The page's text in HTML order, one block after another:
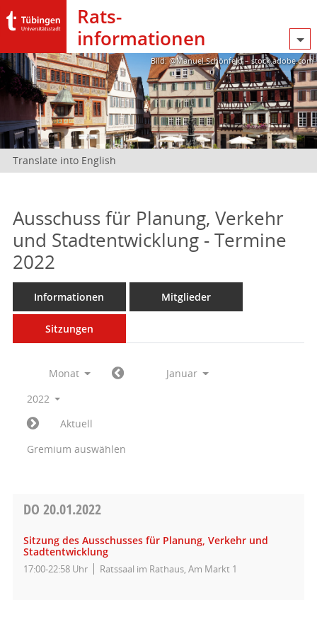
Rats­
informationen
Bild: @Manuel Schönfeld – stock.adobe.com
Translate into English
Ausschuss für Planung, Verkehr
und Stadtentwicklung - Termine
2022
Informationen Mitglieder
Sitzungen
Monat
Januar
2022
Aktuell
Gremium auswählen
DO 20.01.2022
Sitzung des Ausschusses für Planung, Verkehr und
Stadtentwicklung
17:00-22:58 Uhr Ratssaal im Rathaus, Am Markt 1